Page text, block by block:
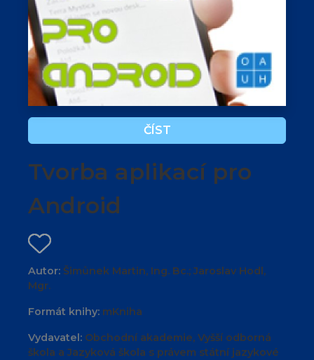
ČÍST
Tvorba aplikací pro
Android
Autor: Šimůnek Martin, Ing. Bc.; Jaroslav Hodl,
Mgr.
Formát knihy: mKniha
Vydavatel: Obchodní akademie, Vyšší odborná
škola a Jazyková škola s právem státní jazykové